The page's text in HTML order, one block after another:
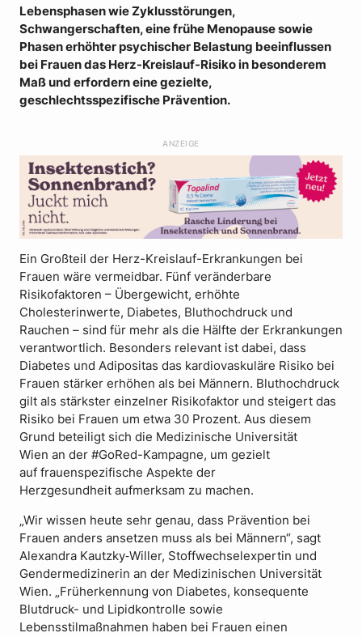
Lebensphasen wie Zyklusstörungen,
Schwangerschaften, eine frühe Menopause sowie
Phasen erhöhter psychischer Belastung beeinflussen
bei Frauen das Herz-Kreislauf-Risiko in besonderem
Maß und erfordern eine gezielte,
geschlechtsspezifische Prävention.
ANZEIGE
Ein Großteil der Herz-Kreislauf-Erkrankungen bei
Frauen wäre vermeidbar. Fünf veränderbare
Risikofaktoren – Übergewicht, erhöhte
Cholesterinwerte, Diabetes, Bluthochdruck und
Rauchen – sind für mehr als die Hälfte der Erkrankungen
verantwortlich. Besonders relevant ist dabei, dass
Diabetes und Adipositas das kardiovaskuläre Risiko bei
Frauen stärker erhöhen als bei Männern. Bluthochdruck
gilt als stärkster einzelner Risikofaktor und steigert das
Risiko bei Frauen um etwa 30 Prozent. Aus diesem
Grund beteiligt sich die Medizinische Universität
Wien an der #GoRed-Kampagne, um gezielt
auf frauenspezifische Aspekte der
Herzgesundheit aufmerksam zu machen.
„Wir wissen heute sehr genau, dass Prävention bei
Frauen anders ansetzen muss als bei Männern“, sagt
Alexandra Kautzky‑Willer, Stoffwechselexpertin und
Gendermedizinerin an der Medizinischen Universität
Wien. „Früherkennung von Diabetes, konsequente
Blutdruck- und Lipidkontrolle sowie
Lebensstilmaßnahmen haben bei Frauen einen